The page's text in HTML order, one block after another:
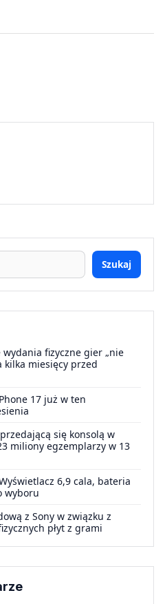
Szukaj
wydania fizyczne gier „nie
kilka miesięcy przed
17 już w ten
się konsolą w
miliony egzemplarzy w 13
6,9 cala, bateria
wyboru
z Sony w związku z
płyt z grami